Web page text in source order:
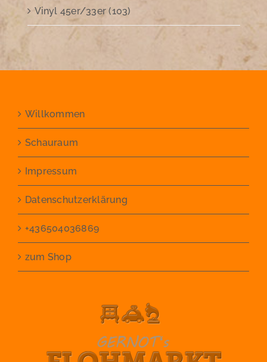
Vinyl 45er/33er (103)
Willkommen
Schauraum
Impressum
Datenschutzerklärung
+436504036869
zum Shop